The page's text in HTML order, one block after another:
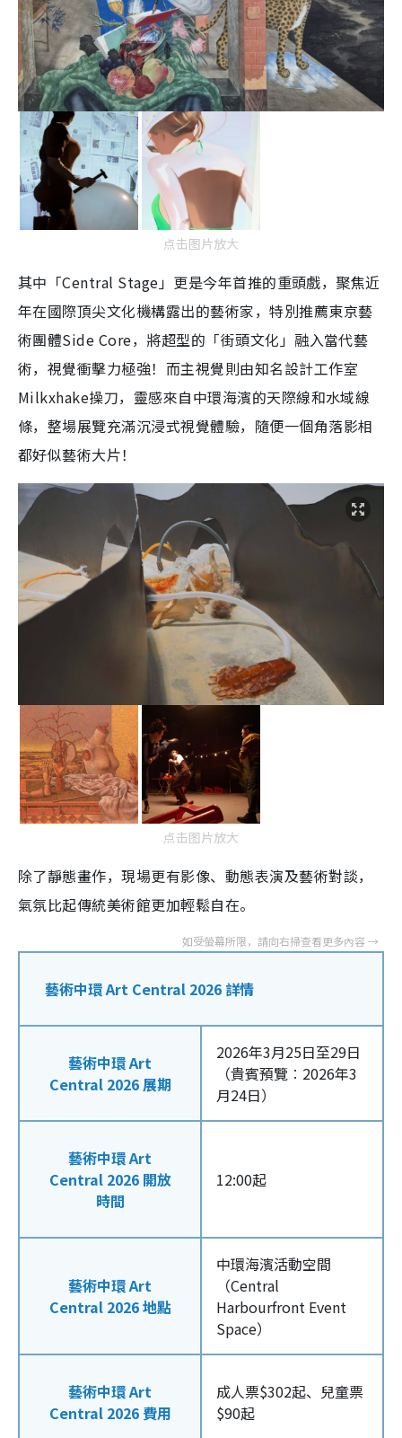
点击图片放大
其中「Central Stage」更是今年首推的重頭戲，聚焦近
年在國際頂尖文化機構露出的藝術家，特別推薦東京藝
術團體Side Core，將超型的「街頭文化」融入當代藝
術，視覺衝擊力極強！而主視覺則由知名設計工作室
Milkxhake操刀，靈感來自中環海濱的天際線和水域線
條，整場展覽充滿沉浸式視覺體驗，隨便一個角落影相
都好似藝術大片！
点击图片放大
除了靜態畫作，現場更有影像、動態表演及藝術對談，
氣氛比起傳統美術館更加輕鬆自在。
藝術中環 Art Central 2026 詳情
藝術中環 Art
Central 2026 展期
2026年3月25日至29日
（貴賓預覽︰2026年3
月24日）
藝術中環 Art
Central 2026 開放
時間
12:00起
藝術中環 Art
Central 2026 地點
中環海濱活動空間
（Central
Harbourfront Event
Space）
藝術中環 Art
Central 2026 費用
成人票$302起、兒童票
$90起